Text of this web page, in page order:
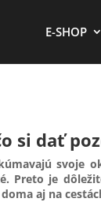
E-SHOP
si dať
svoje
Preto je
aj na